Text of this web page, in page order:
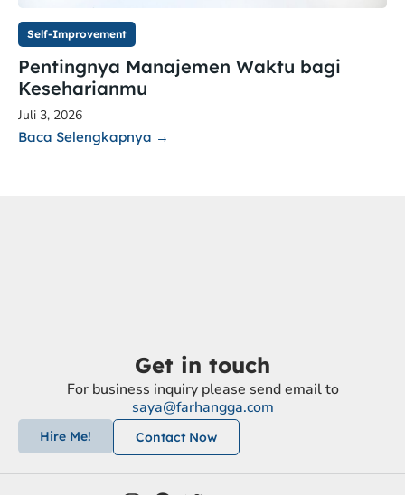
Self-Improvement
Pentingnya Manajemen Waktu bagi
Keseharianmu
Juli 3, 2026
Baca Selengkapnya →
Get in touch
For business inquiry please send email to
saya@farhangga.com
Hire Me! Contact Now